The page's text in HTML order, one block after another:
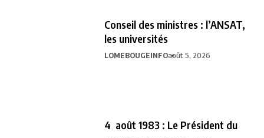
Conseil des ministres : l’ANSAT,
les universités
LOMEBOUGEINFOaoût 5, 2026
4 août 1983 : Le Président du